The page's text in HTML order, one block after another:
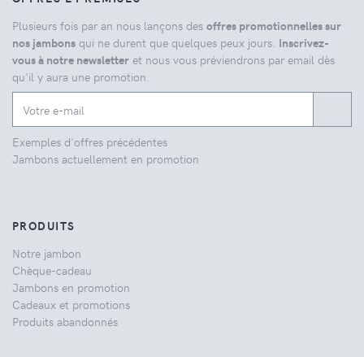
Plusieurs fois par an nous lançons des offres promotionnelles sur
nos jambons qui ne durent que quelques peux jours. Inscrivez-
vous à notre newsletter et nous vous préviendrons par email dès
qu'il y aura une promotion.
Exemples d'offres précédentes
Jambons actuellement en promotion
PRODUITS
Notre jambon
Chèque-cadeau
Jambons en promotion
Cadeaux et promotions
Produits abandonnés